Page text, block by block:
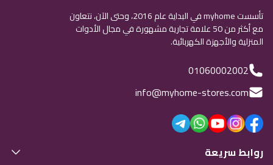
تأسست myhome في البداية عام 2016، وحتى الآن، نتعاون
مع أكثر من 50 علامة تجارية مشهورة في مجال الأدوات
المنزلية والأجهزة الكهربائية.
01060002002
info@myhome-stores.com
روابط سريعة